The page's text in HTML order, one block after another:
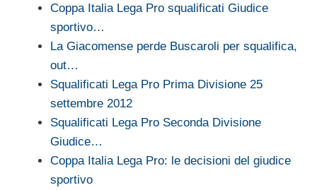
Coppa Italia Lega Pro squalificati Giudice
sportivo…
La Giacomense perde Buscaroli per squalifica,
out…
Squalificati Lega Pro Prima Divisione 25
settembre 2012
Squalificati Lega Pro Seconda Divisione
Giudice…
Coppa Italia Lega Pro: le decisioni del giudice
sportivo